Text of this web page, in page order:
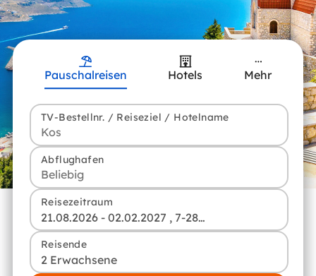
Pauschalreisen Hotels Mehr
TV-Bestellnr. / Reiseziel / Hotelname
Abflughafen
Reisezeitraum
21.08.2026 - 02.02.2027 , 7-28 Tage
Reisende
2 Erwachsene